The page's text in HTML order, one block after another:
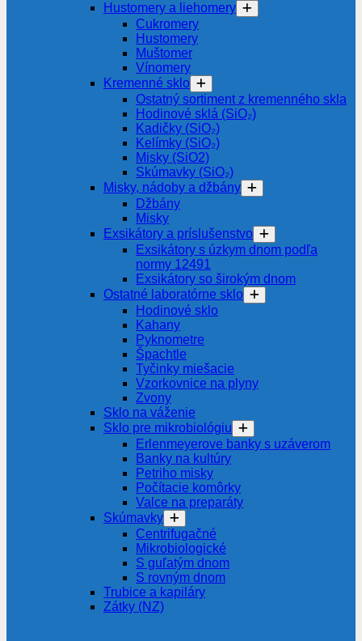
Hustomery a liehomery
Cukromery
Hustomery
Muštomer
Vínomery
Kremenné sklo
Ostatný sortiment z kremenného skla
Hodinové sklá (SiO₂)
Kadičky (SiO₂)
Kelímky (SiO₂)
Misky (SiO2)
Skúmavky (SiO₂)
Misky, nádoby a džbány
Džbány
Misky
Exsikátory a príslušenstvo
Exsikátory s úzkym dnom podľa
normy 12491
Exsikátory so širokým dnom
Ostatné laboratórne sklo
Hodinové sklo
Kahany
Pyknometre
Špachtle
Tyčinky miešacie
Vzorkovnice na plyny
Zvony
Sklo na váženie
Sklo pre mikrobiológiu
Erlenmeyerove banky s uzáverom
Banky na kultúry
Petriho misky
Počítacie komôrky
Valce na preparáty
Skúmavky
Centrifugačné
Mikrobiologické
S guľatým dnom
S rovným dnom
Trubice a kapiláry
Zátky (NZ)